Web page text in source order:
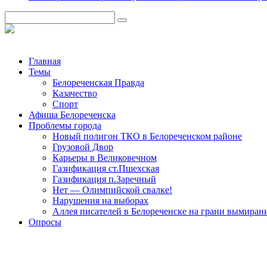
Главная
Темы
Белореченская Правда
Казачество
Спорт
Афиша Белореченска
Проблемы города
Новый полигон ТКО в Белореченском районе
Грузовой Двор
Карьеры в Великовечном
Газификация ст.Пшехская
Газификация п.Заречный
Нет — Олимпийской свалке!
Нарушения на выборах
Аллея писателей в Белореченске на грани
Опросы